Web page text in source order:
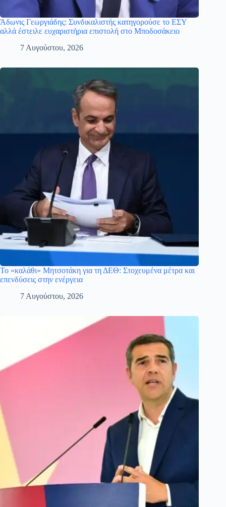
Άδωνις Γεωργιάδης: Συνδικαλιστής κατηγορούσε το ΕΣΥ
αλλά έστειλε ευχαριστήρια επιστολή στο Μποδοσάκειο
7 Αυγούστου, 2026
Το «καλάθι» Μητσοτάκη για τη ΔΕΘ: Στοχευμένα μέτρα και
επενδύσεις στην ενέργεια
7 Αυγούστου, 2026